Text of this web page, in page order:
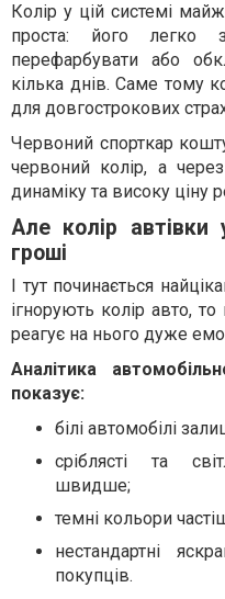
Колір у цій системі
проста: його легко
перефарбувати або
кілька днів. Саме тому
для довгострокових
Червоний спорткар
червоний колір, а
динаміку та високу ціну
Але колір
гроші
І тут починається
ігнорують колір авто,
реагує на нього дуже
Аналітика
показує:
білі автомобілі
сріблясті та
швидше;
темні кольори
нестандартні
покупців.